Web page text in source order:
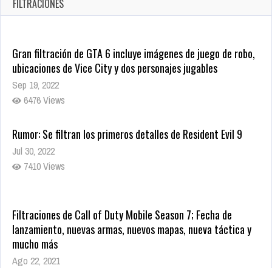
1428 Views
FILTRACIONES
Gran filtración de GTA 6 incluye imágenes de juego de robo,
ubicaciones de Vice City y dos personajes jugables
Sep 19, 2022
6476 Views
Rumor: Se filtran los primeros detalles de Resident Evil 9
Jul 30, 2022
7410 Views
Filtraciones de Call of Duty Mobile Season 7; Fecha de
lanzamiento, nuevas armas, nuevos mapas, nueva táctica y
mucho más
Ago 22, 2021